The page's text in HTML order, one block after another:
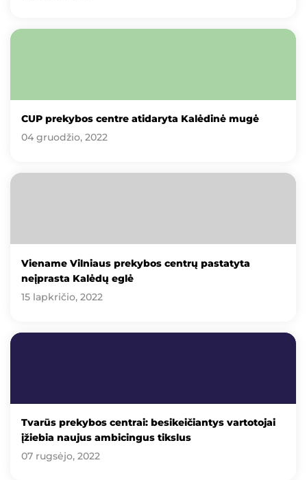
CUP prekybos centre atidaryta Kalėdinė mugė
04 gruodžio, 2022
Viename Vilniaus prekybos centrų pastatyta
neįprasta Kalėdų eglė
15 lapkričio, 2022
Tvarūs prekybos centrai: besikeičiantys vartotojai
įžiebia naujus ambicingus tikslus
07 rugsėjo, 2022